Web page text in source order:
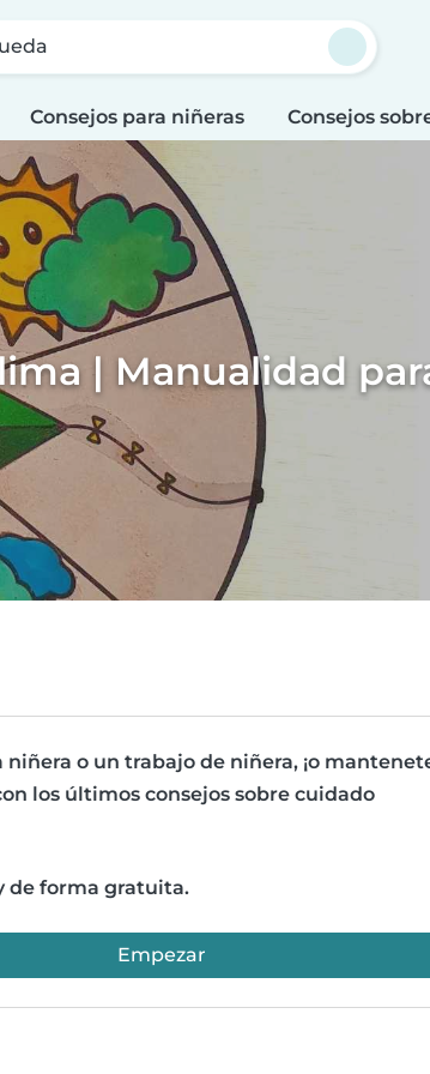
Consejos para niñeras Consejos
| Manualidad
niñera o un trabajo de niñera, ¡o
los últimos consejos sobre cuidado
de forma gratuita.
Empezar